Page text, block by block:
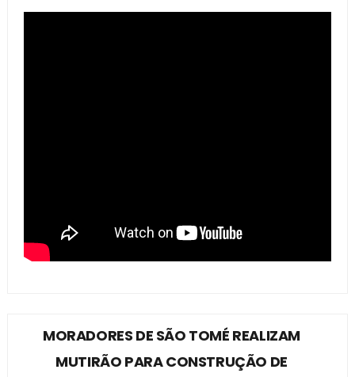
MORADORES DE SÃO TOMÉ REALIZAM
MUTIRÃO PARA CONSTRUÇÃO DE